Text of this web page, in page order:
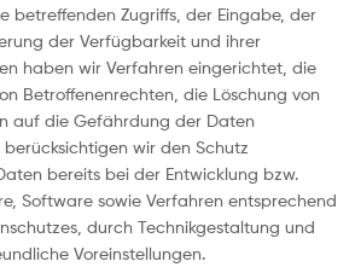
betreffenden Zugriffs, der Eingabe, der
der Verfügbarkeit und ihrer
haben wir Verfahren eingerichtet, die
Betroffenenrechten, die Löschung von
auf die Gefährdung der Daten
wir den Schutz
bereits bei der Entwicklung bzw.
Software sowie Verfahren entsprechend
durch Technikgestaltung und
Voreinstellungen.